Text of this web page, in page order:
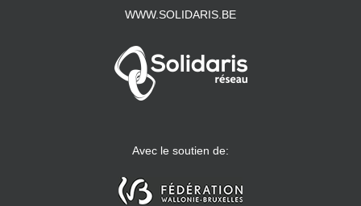
WWW.SOLIDARIS.BE
Avec le soutien de: